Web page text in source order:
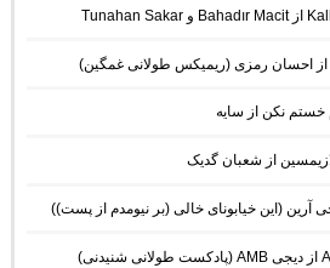
خستم نکن از سایه
از شعبان گدیک
آرین (این خیابونای خالی (بر نیومدم از پست))